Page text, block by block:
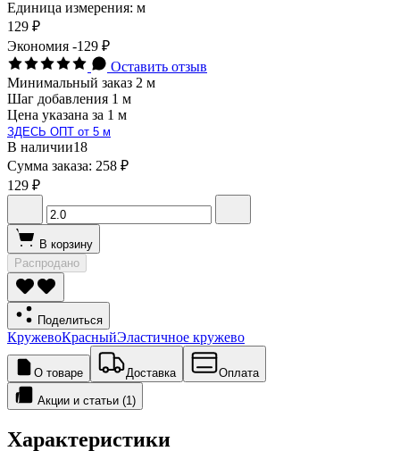
Единица измерения: м
129 ₽
Экономия -129 ₽
Оставить отзыв
Минимальный заказ 2 м
Шаг добавления 1 м
Цена указана за 1 м
ЗДЕСЬ ОПТ от 5 м
В наличии18
Сумма заказа: 258 ₽
129 ₽
В корзину
Распродано
Поделиться
КружевоКрасныйЭластичное кружево
О товаре Доставка Оплата
Акции и статьи (1)
Характеристики